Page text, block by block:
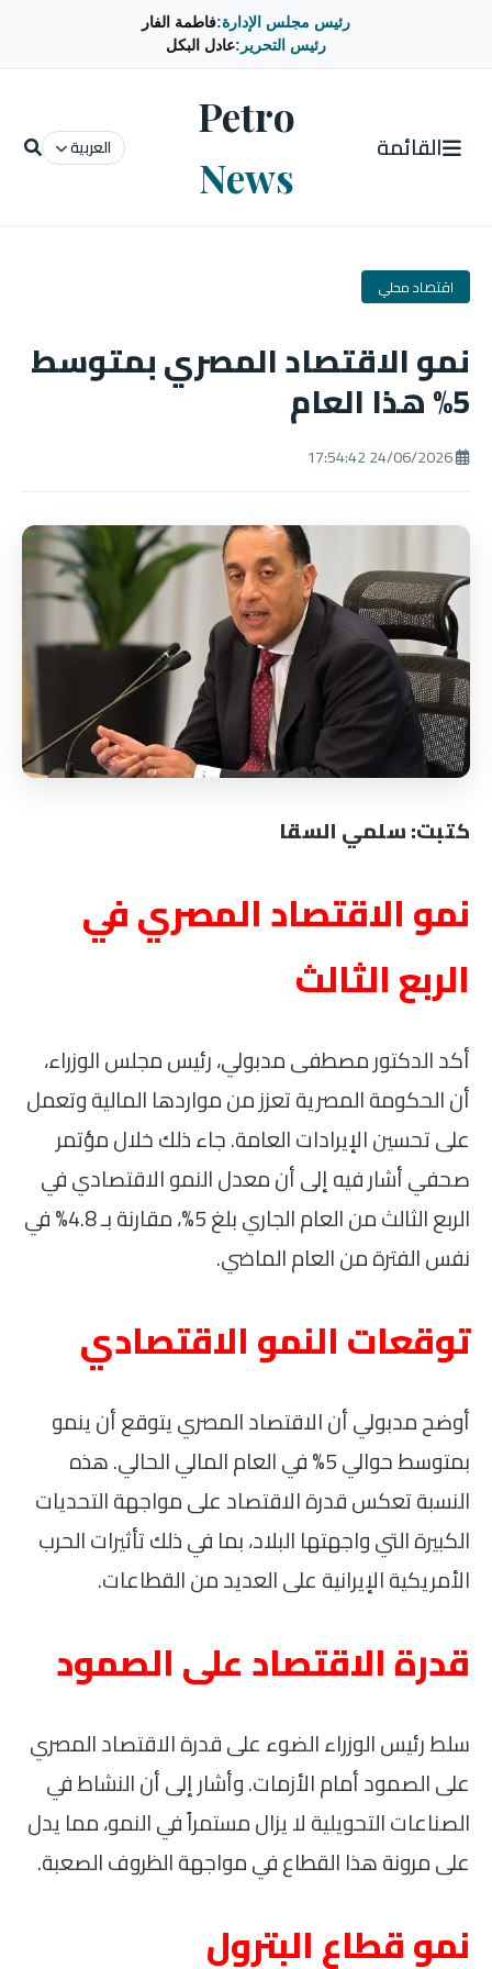
رئيس مجلس الإدارة:فاطمة الفار
رئيس التحرير:عادل البكل
القائمة
Petro
News
العربية
اقتصاد محلي
نمو الاقتصاد المصري بمتوسط
5% هذا العام
كتبت: سلمي السقا
نمو الاقتصاد المصري في
الربع الثالث
أكد الدكتور مصطفى مدبولي، رئيس مجلس الوزراء،
أن الحكومة المصرية تعزز من مواردها المالية وتعمل
على تحسين الإيرادات العامة. جاء ذلك خلال مؤتمر
صحفي أشار فيه إلى أن معدل النمو الاقتصادي في
الربع الثالث من العام الجاري بلغ 5%، مقارنة بـ 4.8% في
نفس الفترة من العام الماضي.
توقعات النمو الاقتصادي
أوضح مدبولي أن الاقتصاد المصري يتوقع أن ينمو
بمتوسط حوالي 5% في العام المالي الحالي. هذه
النسبة تعكس قدرة الاقتصاد على مواجهة التحديات
الكبيرة التي واجهتها البلاد، بما في ذلك تأثيرات الحرب
الأمريكية الإيرانية على العديد من القطاعات.
قدرة الاقتصاد على الصمود
سلط رئيس الوزراء الضوء على قدرة الاقتصاد المصري
على الصمود أمام الأزمات. وأشار إلى أن النشاط في
الصناعات التحويلية لا يزال مستمراً في النمو، مما يدل
على مرونة هذا القطاع في مواجهة الظروف الصعبة.
نمو قطاع البترول